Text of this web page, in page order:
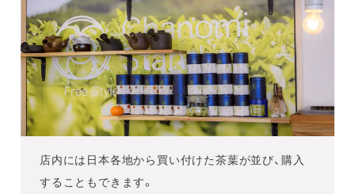
店内には日本各地から買い付けた茶葉が並び、購入
することもできます。